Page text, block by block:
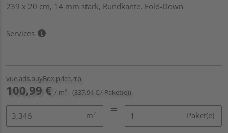
239 x 20 cm, 14 mm stark, Rundkante, Fold-Down
Services
vue.ads.buyBox.price.rrp
100,99 € / m² (337,91 € / Paket(e))
m² Paket(e)